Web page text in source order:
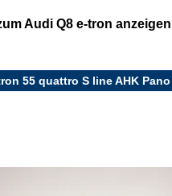
Audi Q8 e-tron anzeigen
55 quattro S line AHK